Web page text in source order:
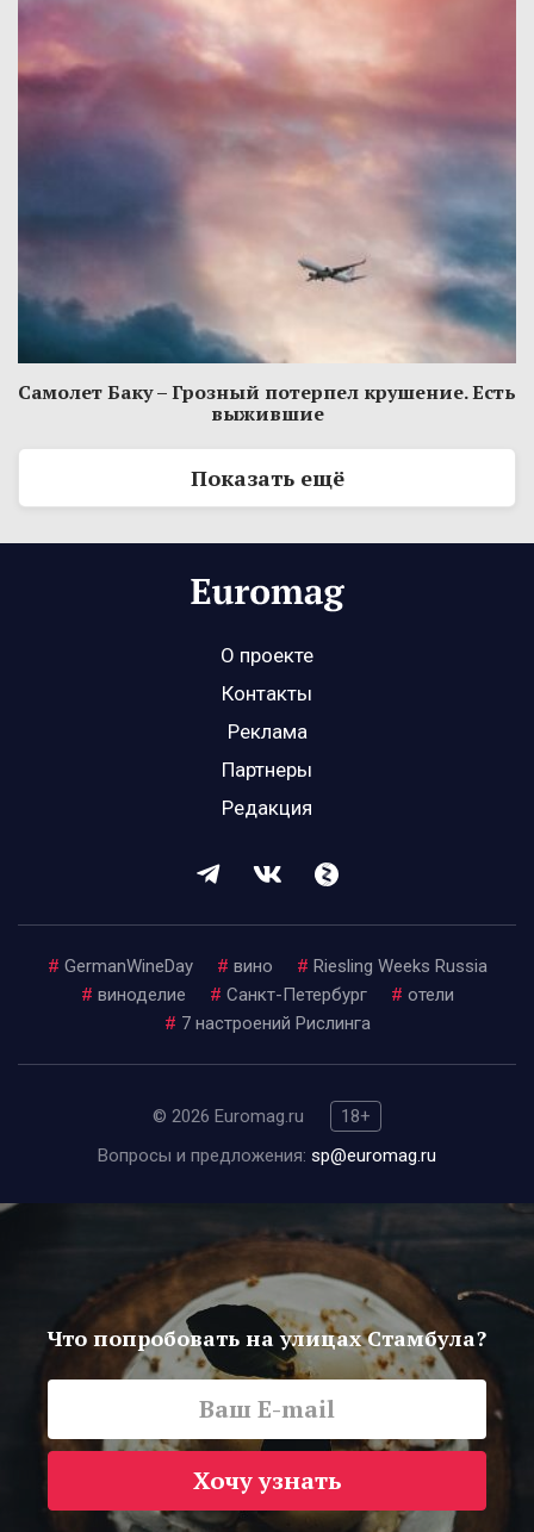
Самолет Баку – Грозный потерпел крушение. Есть
выжившие
Показать ещё
О проекте
Контакты
Реклама
Партнеры
Редакция
# GermanWineDay # вино # Riesling Weeks Russia
# виноделие # Санкт-Петербург # отели
# 7 настроений Рислинга
© 2026 Euromag.ru
18+
Вопросы и предложения: sp@euromag.ru
Что попробовать на улицах Стамбула?
Хочу узнать